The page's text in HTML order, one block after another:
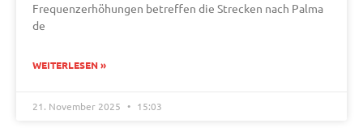
Frequenzerhöhungen betreffen die Strecken nach Palma
de
WEITERLESEN »
21. November 2025 15:03